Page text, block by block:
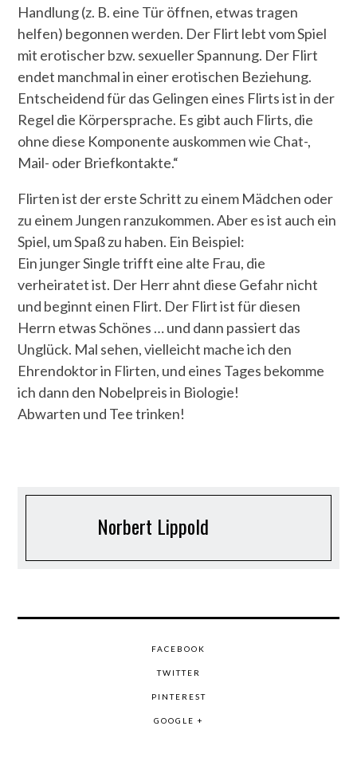
Handlung (z. B. eine Tür öffnen, etwas tragen
helfen) begonnen werden. Der Flirt lebt vom Spiel
mit erotischer bzw. sexueller Spannung. Der Flirt
endet manchmal in einer erotischen Beziehung.
Entscheidend für das Gelingen eines Flirts ist in der
Regel die Körpersprache. Es gibt auch Flirts, die
ohne diese Komponente auskommen wie Chat-,
Mail- oder Briefkontakte.“
Flirten ist der erste Schritt zu einem Mädchen oder
zu einem Jungen ranzukommen. Aber es ist auch ein
Spiel, um Spaß zu haben. Ein Beispiel:
Ein junger Single trifft eine alte Frau, die
verheiratet ist. Der Herr ahnt diese Gefahr nicht
und beginnt einen Flirt. Der Flirt ist für diesen
Herrn etwas Schönes … und dann passiert das
Unglück. Mal sehen, vielleicht mache ich den
Ehrendoktor in Flirten, und eines Tages bekomme
ich dann den Nobelpreis in Biologie!
Abwarten und Tee trinken!
Norbert Lippold
FACEBOOK
TWITTER
PINTEREST
GOOGLE +